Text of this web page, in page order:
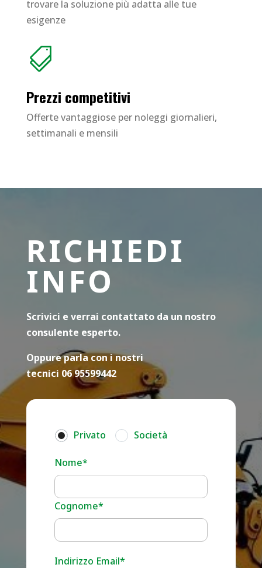
trovare la soluzione più adatta alle tue
esigenze

Prezzi competitivi
Offerte vantaggiose per noleggi giornalieri,
settimanali e mensili
RICHIEDI
INFO
Scrivici e verrai contattato da un nostro
consulente esperto.
Oppure parla con i nostri
tecnici 06 95599442
Privato Società
Nome*
Cognome*
Indirizzo Email*